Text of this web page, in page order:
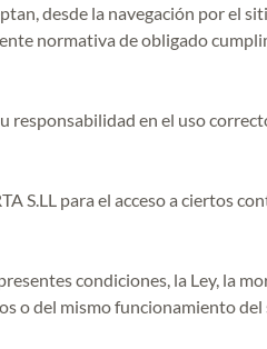
desde la navegación por el
normativa de obligado
responsabilidad en el uso
S.LL para el acceso a ciertos
condiciones, la Ley, la
o del mismo funcionamiento